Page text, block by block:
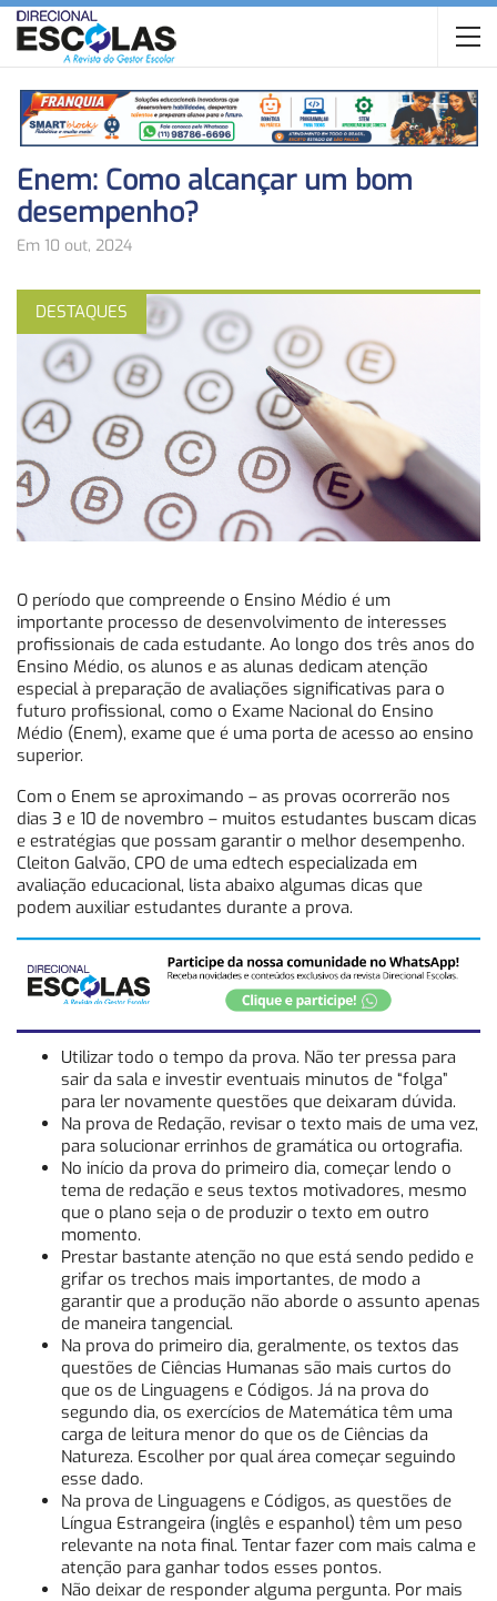
Enem: Como alcançar um bom
desempenho?
Em 10 out, 2024
DESTAQUES
O período que compreende o Ensino Médio é um
importante processo de desenvolvimento de interesses
profissionais de cada estudante. Ao longo dos três anos do
Ensino Médio, os alunos e as alunas dedicam atenção
especial à preparação de avaliações significativas para o
futuro profissional, como o Exame Nacional do Ensino
Médio (Enem), exame que é uma porta de acesso ao ensino
superior.
Com o Enem se aproximando – as provas ocorrerão nos
dias 3 e 10 de novembro – muitos estudantes buscam dicas
e estratégias que possam garantir o melhor desempenho.
Cleiton Galvão, CPO de uma edtech especializada em
avaliação educacional, lista abaixo algumas dicas que
podem auxiliar estudantes durante a prova.
Utilizar todo o tempo da prova. Não ter pressa para
sair da sala e investir eventuais minutos de “folga”
para ler novamente questões que deixaram dúvida.
Na prova de Redação, revisar o texto mais de uma vez,
para solucionar errinhos de gramática ou ortografia.
No início da prova do primeiro dia, começar lendo o
tema de redação e seus textos motivadores, mesmo
que o plano seja o de produzir o texto em outro
momento.
Prestar bastante atenção no que está sendo pedido e
grifar os trechos mais importantes, de modo a
garantir que a produção não aborde o assunto apenas
de maneira tangencial.
Na prova do primeiro dia, geralmente, os textos das
questões de Ciências Humanas são mais curtos do
que os de Linguagens e Códigos. Já na prova do
segundo dia, os exercícios de Matemática têm uma
carga de leitura menor do que os de Ciências da
Natureza. Escolher por qual área começar seguindo
esse dado.
Na prova de Linguagens e Códigos, as questões de
Língua Estrangeira (inglês e espanhol) têm um peso
relevante na nota final. Tentar fazer com mais calma e
atenção para ganhar todos esses pontos.
Não deixar de responder alguma pergunta. Por mais